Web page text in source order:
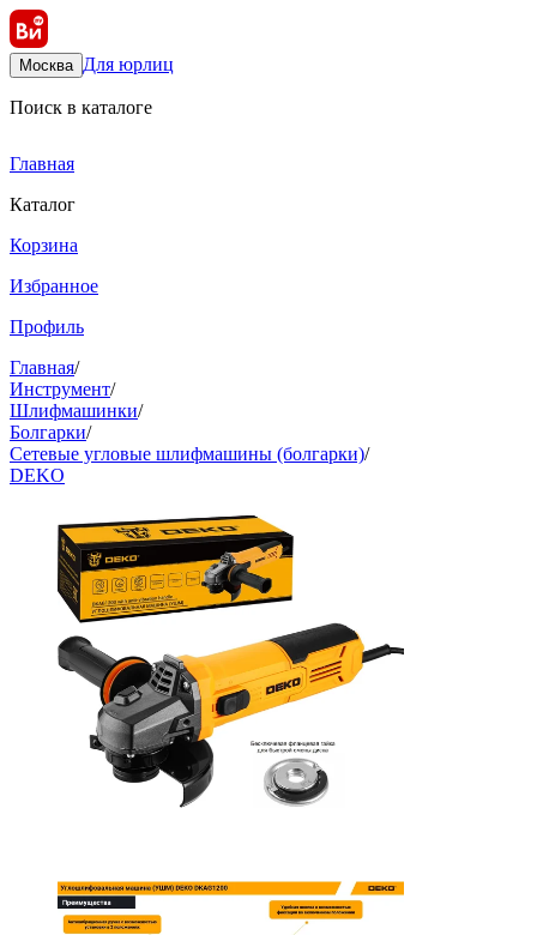
Москва Для юрлиц
Поиск в каталоге
Главная
Каталог
Корзина
Избранное
Профиль
Главная/
Инструмент/
Шлифмашинки/
Болгарки/
Сетевые угловые шлифмашины (болгарки)/
DEKO